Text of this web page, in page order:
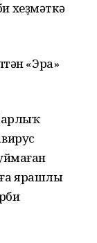
хеҙмәткә
«Эра»
ярашлы